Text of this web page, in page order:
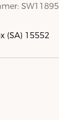
SW11895
(SA) 15552